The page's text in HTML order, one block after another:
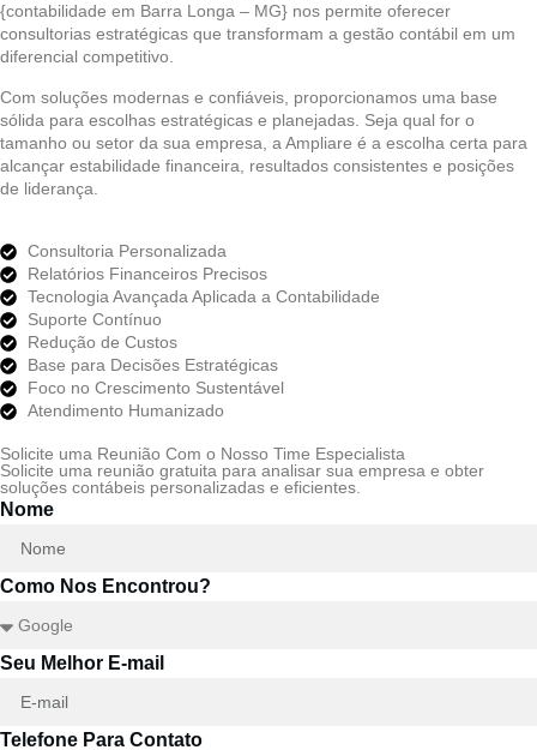
{contabilidade em Barra Longa – MG} nos permite oferecer
consultorias estratégicas que transformam a gestão contábil em um
diferencial competitivo.
Com soluções modernas e confiáveis, proporcionamos uma base
sólida para escolhas estratégicas e planejadas. Seja qual for o
tamanho ou setor da sua empresa, a Ampliare é a escolha certa para
alcançar estabilidade financeira, resultados consistentes e posições
de liderança.
Consultoria Personalizada
Relatórios Financeiros Precisos
Tecnologia Avançada Aplicada a Contabilidade
Suporte Contínuo
Redução de Custos
Base para Decisões Estratégicas
Foco no Crescimento Sustentável
Atendimento Humanizado
Solicite uma Reunião Com o Nosso Time Especialista
Solicite uma reunião gratuita para analisar sua empresa e obter
soluções contábeis personalizadas e eficientes.
Nome
Como Nos Encontrou?
Seu Melhor E-mail
Telefone Para Contato